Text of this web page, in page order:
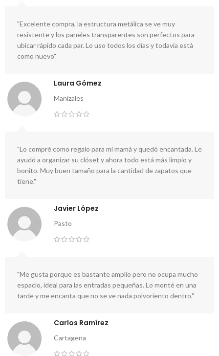
"Excelente compra, la estructura metálica se ve muy
resistente y los paneles transparentes son perfectos para
ubicar rápido cada par. Lo uso todos los días y todavía está
como nuevo"
Laura Gómez
Manizales
"Lo compré como regalo para mi mamá y quedó encantada. Le
ayudó a organizar su clóset y ahora todo está más limpio y
bonito. Muy buen tamaño para la cantidad de zapatos que
tiene."
Javier López
Pasto
"Me gusta porque es bastante amplio pero no ocupa mucho
espacio, ideal para las entradas pequeñas. Lo monté en una
tarde y me encanta que no se ve nada polvoriento dentro."
Carlos Ramírez
Cartagena